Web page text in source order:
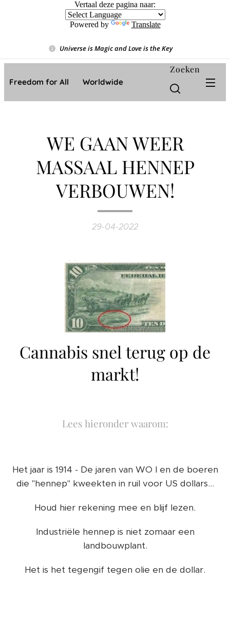
Vertaal deze pagina naar:
Powered by Translate
Universe is Magic and Love is the Key❤️
Freedom for All ❤️ Worldwide
Zoeken
WE GAAN WEER
MASSAAL HENNEP
VERBOUWEN!
29-04-2022
Cannabis snel terug op de
markt!
Lees hieronder waarom:
Het jaar is 1914 - De jaren van WO I en de boeren
die "hennep" kweekten in ruil voor US dollars...
Houd hier rekening mee en blijf lezen.
Industriële hennep is niet zomaar een
landbouwplant.
Het is het tegengif tegen olie en de dollar.